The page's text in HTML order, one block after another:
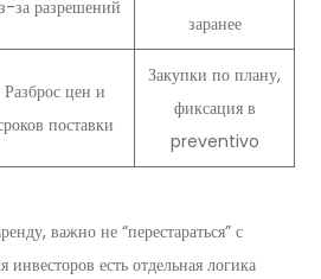
за разрешений
заранее
Разброс цен и
поставки
Закупки по плану,
фиксация в
preventivo
важно не “перестараться” с
есть отдельная логика